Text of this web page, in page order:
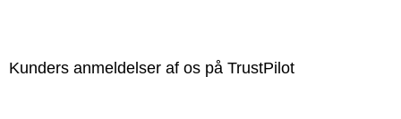
Kunders anmeldelser af os på TrustPilot